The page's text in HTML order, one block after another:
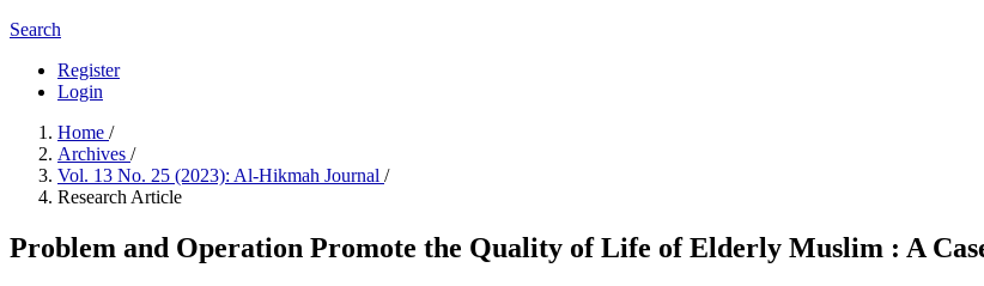
Search
Register
Login
Home /
Archives /
Vol. 13 No. 25 (2023): Al-Hikmah Journal /
Research Article
Problem and Operation Promote the Quality of Life of Elderly Muslim : A